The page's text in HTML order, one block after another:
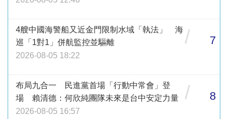
4艘中國海警船又近金門限制水域「執法」 海
巡「1對1」併航監控並驅離
2026-08-05 18:22
/ 7
布局九合一 民進黨首場「行動中常會」登
場 賴清德：何欣純團隊未來是台中安定力量
2026-08-05 16:57
/ 8